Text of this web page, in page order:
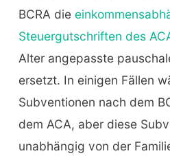
BCRA die
Steuergutschriften des
Alter angepasste
ersetzt. In einigen Fällen
Subventionen nach dem
dem ACA, aber diese
unabhängig von der